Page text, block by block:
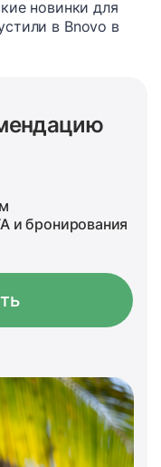
новинки для
в Bnovo в
и бронирования